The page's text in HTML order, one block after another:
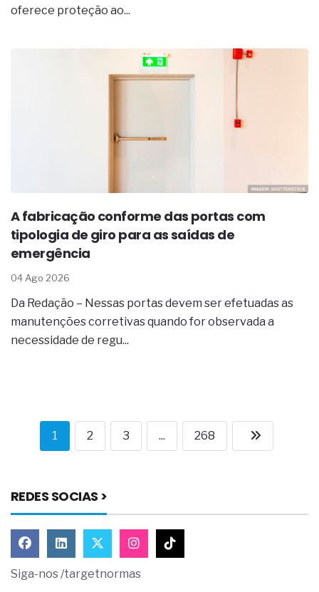
oferece proteção ao...
A fabricação conforme das portas com
tipologia de giro para as saídas de
emergência
04 Ago 2026
Da Redação – Nessas portas devem ser efetuadas as
manutenções corretivas quando for observada a
necessidade de regu...
1 2 3 ... 268
REDES SOCIAS >
Siga-nos /targetnormas